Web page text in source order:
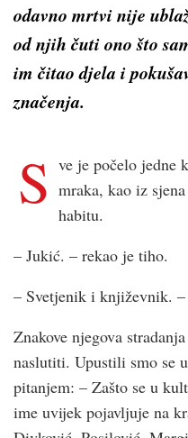
odavno mrtvi nije
od njih čuti ono što
im čitao djela i
značenja.
S ve je počelo jedne
mraka, kao iz
habitu.
– Jukić. – rekao je tiho.
– Svetjenik i književnik. –
Znakove njegova
naslutiti. Upustili smo se
pitanjem: – Zašto se u
ime uvijek pojavljuje na